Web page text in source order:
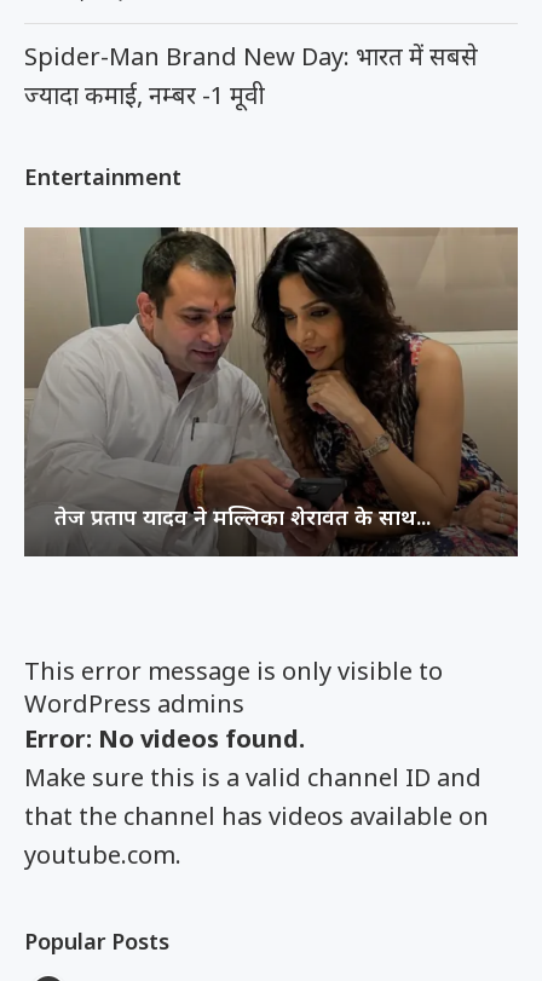
This error message is only visible to
WordPress admins
Error: No videos found.
Make sure this is a valid channel ID and
that the channel has videos available on
youtube.com.
Popular Posts
Spider-Man Brand New Day: भारत में सबसे
ज्यादा कमाई, नम्बर -1 मूवी
Entertainment
तेज प्रताप यादव ने मल्लिका शेरावत के साथ...